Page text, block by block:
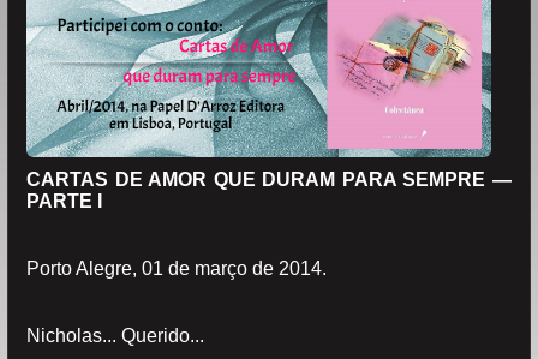
CARTAS DE AMOR QUE DURAM PARA SEMPRE —
PARTE I
Porto Alegre, 01 de março de 2014.
Nicholas... Querido...